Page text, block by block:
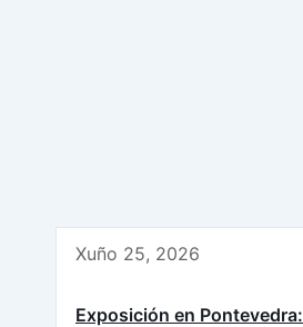
Xuño 25, 2026
Exposición en Pontevedra: